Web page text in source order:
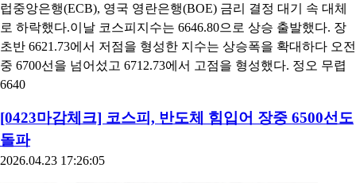
럽중앙은행(ECB), 영국 영란은행(BOE) 금리 결정 대기 속 대체
로 하락했다.이날 코스피지수는 6646.80으로 상승 출발했다. 장
초반 6621.73에서 저점을 형성한 지수는 상승폭을 확대하다 오전
중 6700선을 넘어섰고 6712.73에서 고점을 형성했다. 정오 무렵
6640
[0423마감체크] 코스피, 반도체 힘입어 장중 6500선도
돌파
2026.04.23 17:26:05